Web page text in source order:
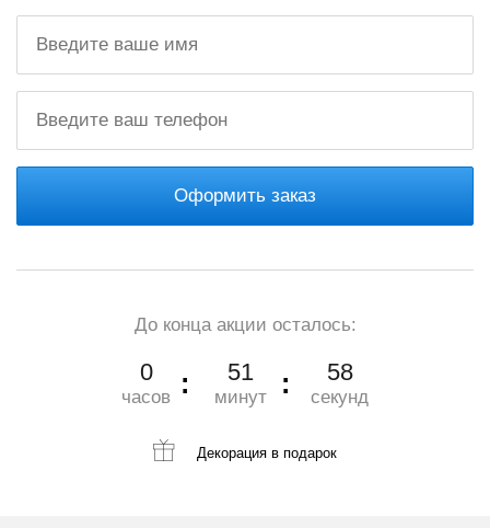
Оформить заказ
До конца акции осталось:
0
часов
51
минут
57
секунд
Декорация в подарок